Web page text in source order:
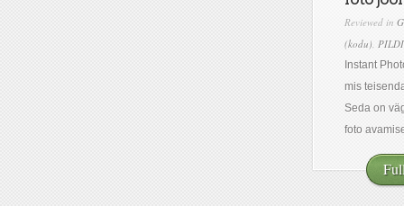
Reviewed in
(kodu),
Instant
mis
Seda on
foto